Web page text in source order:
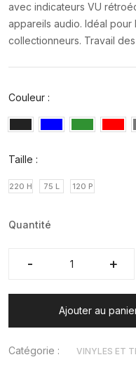
avec indicateurs VU
appareils audio. Idéal pour
collectionneurs. Travail
Couleur :
Taille :
220 H 75 L 120 P
Quantité
- +
- +
Ajouter au
Catégorie : VINYLES ET